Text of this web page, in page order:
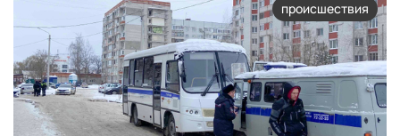
происшествия